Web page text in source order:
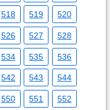
518 519 520
526 527 528
534 535 536
542 543 544
550 551 552